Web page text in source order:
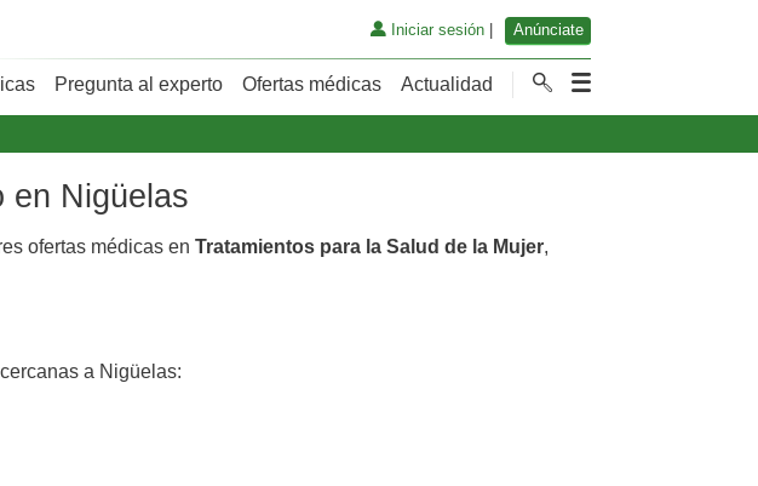
Iniciar sesión| Anúnciate
Pregunta al experto Ofertas médicas Actualidad
en Nigüelas
ofertas médicas en Tratamientos para la Salud de la Mujer,
a Nigüelas: